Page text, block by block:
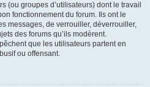
(ou groupes d’utilisateurs) dont le travail
fonctionnement du forum. Ils ont le
messages, de verrouiller, déverrouiller,
des forums qu’ils modèrent.
que les utilisateurs partent en
ou offensant.